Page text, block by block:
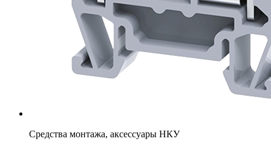
Средства монтажа, аксессуары НКУ